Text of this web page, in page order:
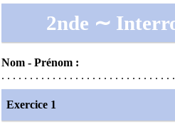
2nde ∼
Nom - Prénom :
. . . . . . . . . . . . . . . . . . . . . . . . . . . . . . .
Exercice 1